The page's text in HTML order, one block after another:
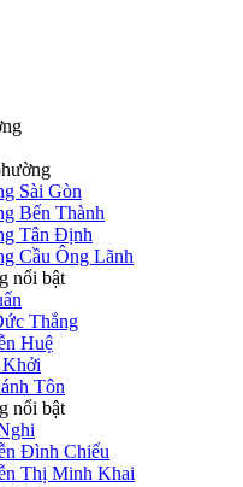
Sài Gòn
Bến Thành
Tân Định
Cầu Ông Lãnh
nổi bật
Thắng
Huệ
Tôn
nổi bật
Đình Chiểu
Thị Minh Khai